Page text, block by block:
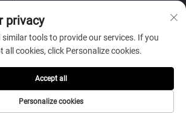
Shanghai Fanbao Automobile Maintenance
Alla rättigheter förbehållna -Integritetspolicy
privacy
similar tools to provide our services. If you
all cookies, click Personalize cookies.
Personalize cookies
Accept all